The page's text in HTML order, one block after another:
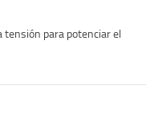
tensión para potenciar el